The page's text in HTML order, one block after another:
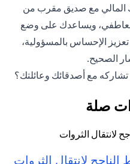
المالي مع صديق مقرب من
ويساعدك على وضع
الإحساس بالمسؤولية،
الصحيح.
تشاركه مع أصدقائك وعائلتك؟
صلة
لانتقال الثروات